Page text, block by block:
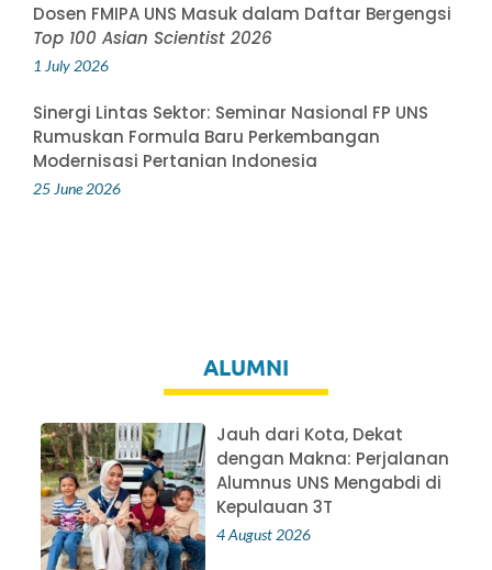
Dosen FMIPA UNS Masuk dalam Daftar Bergengsi
Top 100 Asian Scientist 2026
1 July 2026
Sinergi Lintas Sektor: Seminar Nasional FP UNS
Rumuskan Formula Baru Perkembangan
Modernisasi Pertanian Indonesia
25 June 2026
ALUMNI
Jauh dari Kota, Dekat
dengan Makna: Perjalanan
Alumnus UNS Mengabdi di
Kepulauan 3T
4 August 2026